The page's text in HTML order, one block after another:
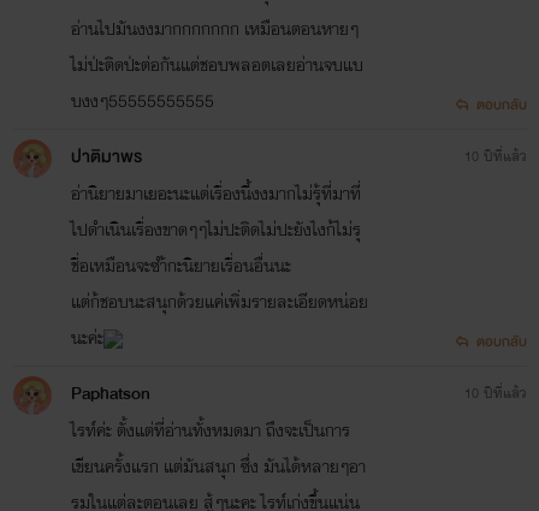
อ่านไปมันงงมากกกกกกก เหมือนตอนหายๆ
ไม่ป่ะติดป่ะต่อกันแต่ชอบพลอตเลยอ่านจบแบ
บงงๆ55555555555
ตอบกลับ
ปาติมาพร
อ่านิยายมาเยอะนะแต่เรื่องนี้งงมากไม่รุ้ที่มาที่
ไปดำเนินเรื่องขาดๆๆไม่ปะติดไม่ปะยังไงก้ไม่รุ
ชื่อเหมือนจะซำ้กะนิยายเรื่อนอื่นนะ
แต่ก้ชอบนะสนุกด้วยแค่เพิ่มรายละเอียดหน่อย
นะค่ะ
10 ปีที่แล้ว
ตอบกลับ
Paphatson
ไรท์ค่ะ ตั้งแต่ที่อ่านทั้งหมดมา ถึงจะเป็นการ
เขียนครั้งแรก แต่มันสนุก ซึ่ง มันได้หลายๆอา
รมในแต่ละตอนเลย สู้ๆนะคะ ไรท์เก่งขึ้นแน่น
10 ปีที่แล้ว